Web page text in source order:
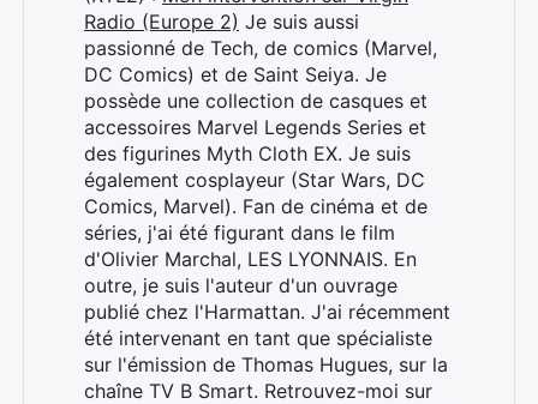
Radio (Europe 2) Je suis aussi
passionné de Tech, de comics (Marvel,
DC Comics) et de Saint Seiya. Je
possède une collection de casques et
accessoires Marvel Legends Series et
des figurines Myth Cloth EX. Je suis
également cosplayeur (Star Wars, DC
Comics, Marvel). Fan de cinéma et de
séries, j'ai été figurant dans le film
d'Olivier Marchal, LES LYONNAIS. En
outre, je suis l'auteur d'un ouvrage
publié chez l'Harmattan. J'ai récemment
été intervenant en tant que spécialiste
sur l'émission de Thomas Hugues, sur la
chaîne TV B Smart. Retrouvez-moi sur